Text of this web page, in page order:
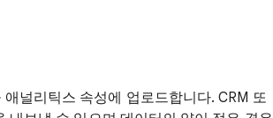
널리틱스 속성에 업로드합니다. CRM 또